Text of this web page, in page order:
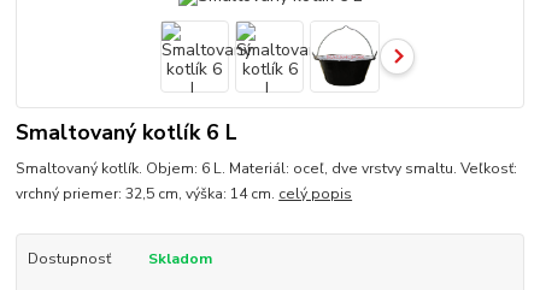
Smaltovaný kotlík 6 L
Smaltovaný kotlík. Objem: 6 L. Materiál: oceľ, dve vrstvy smaltu. Veľkosť:
vrchný priemer: 32,5 cm, výška: 14 cm. celý popis
Dostupnosť Skladom